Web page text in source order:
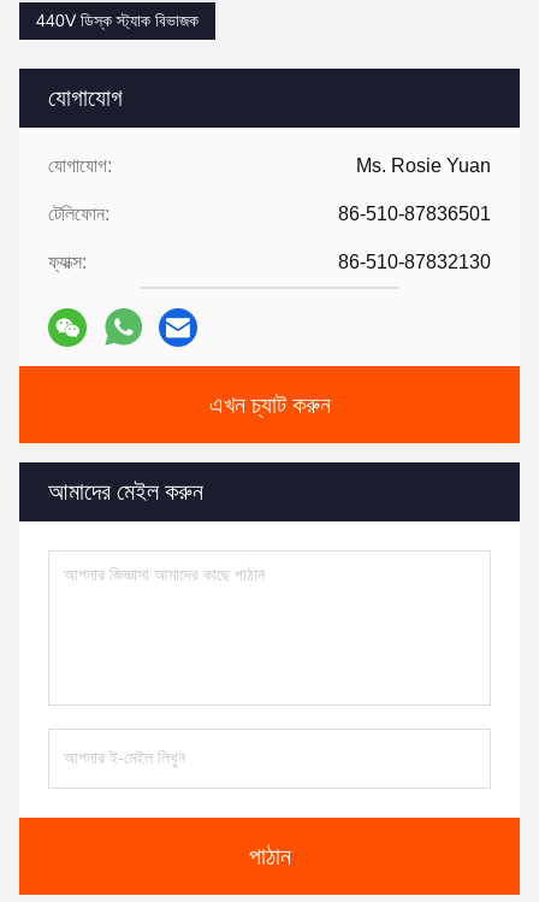
যোগাযোগ
যোগাযোগ: Ms. Rosie Yuan
টেলিফোন: 86-510-87836501
ফ্যাক্স: 86-510-87832130
এখন চ্যাট করুন
আমাদের মেইল ​​করুন
পাঠান
440V ডিস্ক স্ট্যাক বিভাজক